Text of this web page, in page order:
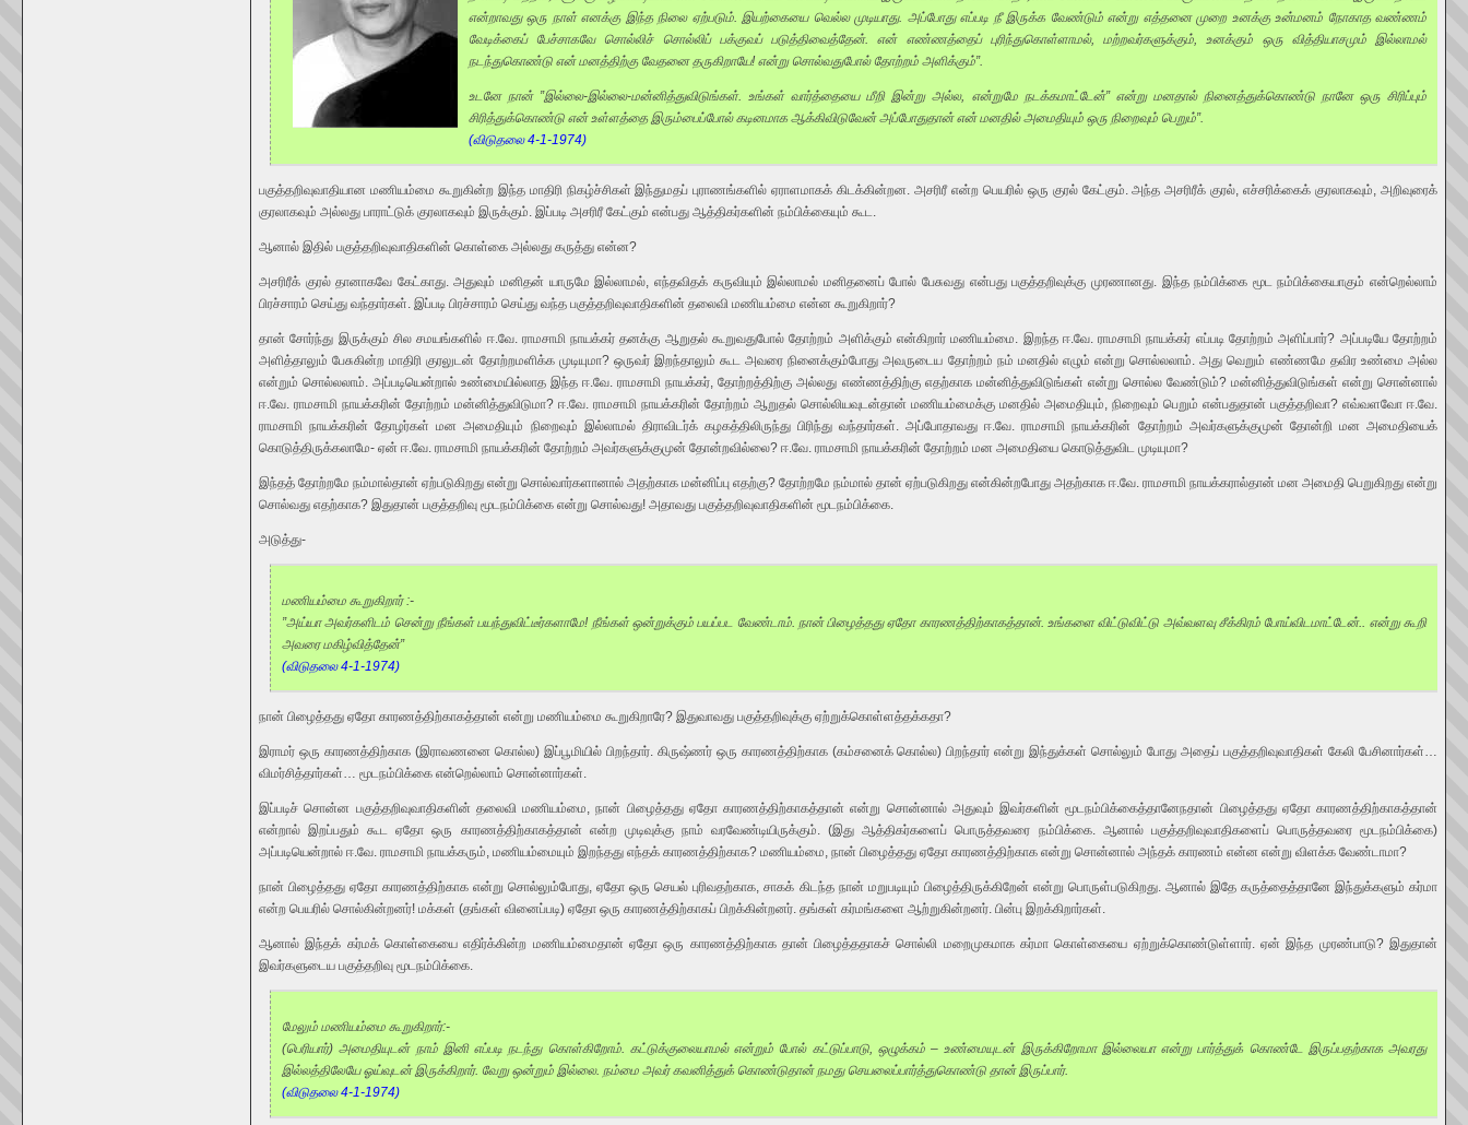
என்றாவது ஒரு நாள் எனக்கு இந்த நிலை ஏற்படும். இயற்கையை வெல்ல முடியாது. அப்போது எப்படி நீ இருக்க வேண்டும் என்று எத்தனை முறை உனக்கு உன்மனம் நோகாத வண்ணம்
வேடிக்கைப் பேச்சாகவே சொல்லிச் சொல்லிப் பக்குவப் படுத்திவைத்தேன். என் எண்ணத்தைப் புரிந்துகொள்ளாமல், மற்றவர்களுக்கும், உனக்கும் ஒரு வித்தியாசமும் இல்லாமல்
நடந்துகொண்டு என் மனத்திற்கு வேதனை தருகிறாயே! என்று சொல்வதுபோல் தோற்றம் அளிக்கும்”.
உடனே நான் ”இல்லை-இல்லை-மன்னித்துவிடுங்கள். உங்கள் வார்த்தையை மீறி இன்று அல்ல, என்றுமே நடக்கமாட்டேன்” என்று மனதால் நினைத்துக்கொண்டு நானே ஒரு சிரிப்பும்
சிரித்துக்கொண்டு என் உள்ளத்தை இரும்பைப்போல் கடினமாக ஆக்கிவிடுவேன் அப்போதுதான் என் மனதில் அமைதியும் ஒரு நிறைவும் பெறும்”.
(விடுதலை 4-1-1974)
பகுத்தறிவுவாதியான மணியம்மை கூறுகின்ற இந்த மாதிரி நிகழ்ச்சிகள் இந்துமதப் புராணங்களில் ஏராளமாகக் கிடக்கின்றன. அசரிரீ என்ற பெயரில் ஒரு குரல் கேட்கும். அந்த அசரிரீக் குரல், எச்சரிக்கைக் குரலாகவும், அறிவுரைக்
குரலாகவும் அல்லது பாராட்டுக் குரலாகவும் இருக்கும். இப்படி அசரிரீ கேட்கும் என்பது ஆத்திகர்களின் நம்பிக்கையும் கூட.
ஆனால் இதில் பகுத்தறிவுவாதிகளின் கொள்கை அல்லது கருத்து என்ன?
அசரிரீக் குரல் தானாகவே கேட்காது. அதுவும் மனிதன் யாருமே இல்லாமல், எந்தவிதக் கருவியும் இல்லாமல் மனிதனைப் போல் பேசுவது என்பது பகுத்தறிவுக்கு முரணானது. இந்த நம்பிக்கை மூட நம்பிக்கையாகும் என்றெல்லாம்
பிரச்சாரம் செய்து வந்தார்கள். இப்படி பிரச்சாரம் செய்து வந்த பகுத்தறிவுவாதிகளின் தலைவி மணியம்மை என்ன கூறுகிறார்?
தான் சோர்ந்து இருக்கும் சில சமயங்களில் ஈ.வே. ராமசாமி நாயக்கர் தனக்கு ஆறுதல் கூறுவதுபோல் தோற்றம் அளிக்கும் என்கிறார் மணியம்மை. இறந்த ஈ.வே. ராமசாமி நாயக்கர் எப்படி தோற்றம் அளிப்பார்? அப்படியே தோற்றம்
அளித்தாலும் பேசுகின்ற மாதிரி குரலுடன் தோற்றமளிக்க முடியுமா? ஒருவர் இறந்தாலும் கூட அவரை நினைக்கும்போது அவருடைய தோற்றம் நம் மனதில் எழும் என்று சொல்லலாம். அது வெறும் எண்ணமே தவிர உண்மை அல்ல
என்றும் சொல்லலாம். அப்படியென்றால் உண்மையில்லாத இந்த ஈ.வே. ராமசாமி நாயக்கர், தோற்றத்திற்கு அல்லது எண்ணத்திற்கு எதற்காக மன்னித்துவிடுங்கள் என்று சொல்ல வேண்டும்? மன்னித்துவிடுங்கள் என்று சொன்னால்
ஈ.வே. ராமசாமி நாயக்கரின் தோற்றம் மன்னித்துவிடுமா? ஈ.வே. ராமசாமி நாயக்கரின் தோற்றம் ஆறுதல் சொல்லியவுடன்தான் மணியம்மைக்கு மனதில் அமைதியும், நிறைவும் பெறும் என்பதுதான் பகுத்தறிவா? எவ்வளவோ ஈ.வே.
ராமசாமி நாயக்கரின் தோழர்கள் மன அமைதியும் நிறைவும் இல்லாமல் திராவிடர்க் கழகத்திலிருந்து பிரிந்து வந்தார்கள். அப்போதாவது ஈ.வே. ராமசாமி நாயக்கரின் தோற்றம் அவர்களுக்குமுன் தோன்றி மன அமைதியைக்
கொடுத்திருக்கலாமே- ஏன் ஈ.வே. ராமசாமி நாயக்கரின் தோற்றம் அவர்களுக்குமுன் தோன்றவில்லை? ஈ.வே. ராமசாமி நாயக்கரின் தோற்றம் மன அமைதியை கொடுத்துவிட முடியுமா?
இந்தத் தோற்றமே நம்மால்தான் ஏற்படுகிறது என்று சொல்வார்களானால் அதற்காக மன்னிப்பு எதற்கு? தோற்றமே நம்மால் தான் ஏற்படுகிறது என்கின்றபோது அதற்காக ஈ.வே. ராமசாமி நாயக்கரால்தான் மன அமைதி பெறுகிறது என்று
சொல்வது எதற்காக? இதுதான் பகுத்தறிவு மூடநம்பிக்கை என்று சொல்வது! அதாவது பகுத்தறிவுவாதிகளின் மூடநம்பிக்கை.
அடுத்து-
மணியம்மை கூறுகிறார் :-
”அய்யா அவர்களிடம் சென்று நீங்கள் பயந்துவிட்டீர்களாமே! நீங்கள் ஒன்றுக்கும் பயப்பட வேண்டாம். நான் பிழைத்தது ஏதோ காரணத்திற்காகத்தான். உங்களை விட்டுவிட்டு அவ்வளவு சீக்கிரம் போய்விடமாட்டேன்.. என்று கூறி
அவரை மகிழ்வித்தேன்”
(விடுதலை 4-1-1974)
நான் பிழைத்தது ஏதோ காரணத்திற்காகத்தான் என்று மணியம்மை கூறுகிறாரே? இதுவாவது பகுத்தறிவுக்கு ஏற்றுக்கொள்ளத்தக்கதா?
இராமர் ஒரு காரணத்திற்காக (இராவணனை கொல்ல) இப்பூமியில் பிறந்தார். கிருஷ்ணர் ஒரு காரணத்திற்காக (கம்சனைக் கொல்ல) பிறந்தார் என்று இந்துக்கள் சொல்லும் போது அதைப் பகுத்தறிவுவாதிகள் கேலி பேசினார்கள்…
விமர்சித்தார்கள்… மூடநம்பிக்கை என்றெல்லாம் சொன்னார்கள்.
இப்படிச் சொன்ன பகுத்தறிவுவாதிகளின் தலைவி மணியம்மை, நான் பிழைத்தது ஏதோ காரணத்திற்காகத்தான் என்று சொன்னால் அதுவும் இவர்களின் மூடநம்பிக்கைத்தானேநதான் பிழைத்தது ஏதோ காரணத்திற்காகத்தான்
என்றால் இறப்பதும் கூட ஏதோ ஒரு காரணத்திற்காகத்தான் என்ற முடிவுக்கு நாம் வரவேண்டியிருக்கும். (இது ஆத்திகர்களைப் பொருத்தவரை நம்பிக்கை. ஆனால் பகுத்தறிவுவாதிகளைப் பொருத்தவரை மூடநம்பிக்கை)
அப்படியென்றால் ஈ.வே. ராமசாமி நாயக்கரும், மணியம்மையும் இறந்தது எந்தக் காரணத்திற்காக? மணியம்மை, நான் பிழைத்தது ஏதோ காரணத்திற்காக என்று சொன்னால் அந்தக் காரணம் என்ன என்று விளக்க வேண்டாமா?
நான் பிழைத்தது ஏதோ காரணத்திற்காக என்று சொல்லும்போது, ஏதோ ஒரு செயல் புரிவதற்காக, சாகக் கிடந்த நான் மறுபடியும் பிழைத்திருக்கிறேன் என்று பொருள்படுகிறது. ஆனால் இதே கருத்தைத்தானே இந்துக்களும் கர்மா
என்ற பெயரில் சொல்கின்றனர்! மக்கள் (தங்கள் வினைப்படி) ஏதோ ஒரு காரணத்திற்காகப் பிறக்கின்றனர். தங்கள் கர்மங்களை ஆற்றுகின்றனர். பின்பு இறக்கிறார்கள்.
ஆனால் இந்தக் கர்மக் கொள்கையை எதிர்க்கின்ற மணியம்மைதான் ஏதோ ஒரு காரணத்திற்காக தான் பிழைத்ததாகச் சொல்லி மறைமுகமாக கர்மா கொள்கையை ஏற்றுக்கொண்டுள்ளார். ஏன் இந்த முரண்பாடு? இதுதான்
இவர்களுடைய பகுத்தறிவு மூடநம்பிக்கை.
மேலும் மணியம்மை கூறுகிறார்:-
(பெரியார்) அமைதியுடன் நாம் இனி எப்படி நடந்து கொள்கிறோம். கட்டுக்குலையாமல் என்றும் போல் கட்டுப்பாடு, ஒழுக்கம் – உண்மையுடன் இருக்கிறோமா இல்லையா என்று பார்த்துக் கொண்டே இருப்பதற்காக அவரது
இல்லத்திலேயே ஓய்வுடன் இருக்கிறார். வேறு ஒன்றும் இல்லை. நம்மை அவர் கவனித்துக் கொண்டுதான் நமது செயலைப்பார்த்துகொண்டு தான் இருப்பார்.
(விடுதலை 4-1-1974)